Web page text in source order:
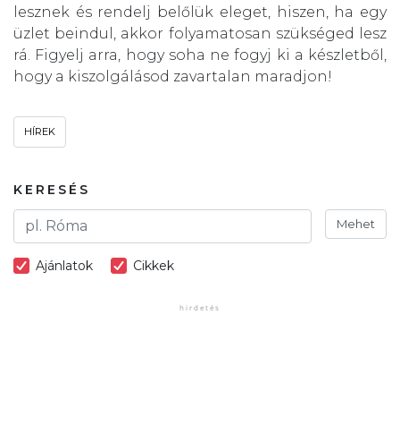
lesznek és rendelj belőlük eleget, hiszen, ha egy
üzlet beindul, akkor folyamatosan szükséged lesz
rá. Figyelj arra, hogy soha ne fogyj ki a készletből,
hogy a kiszolgálásod zavartalan maradjon!
HÍREK
KERESÉS
Mehet
Ajánlatok Cikkek